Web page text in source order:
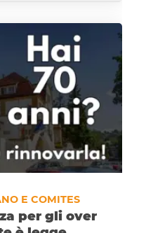
E COMITES
per gli over